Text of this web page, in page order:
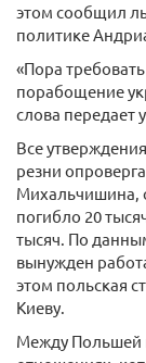
этом сообщил
политике
«Пора
порабощение
слова передает
Все
резни
Михальчишина,
погибло 20
тысяч. По
вынужден
этом польская
Киеву.
Между Польшей